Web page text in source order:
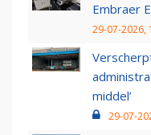
Embraer
29-07-2026,
middel’
29-07-